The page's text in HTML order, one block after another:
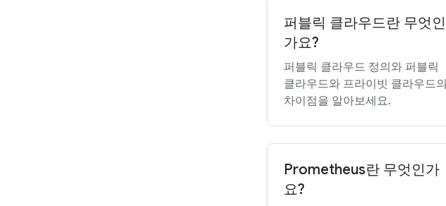
퍼블릭 클라우드란 무엇인
가요?
퍼블릭 클라우드 정의와 퍼블릭
클라우드와 프라이빗 클라우드의
차이점을 알아보세요.
Prometheus란 무엇인가
요?